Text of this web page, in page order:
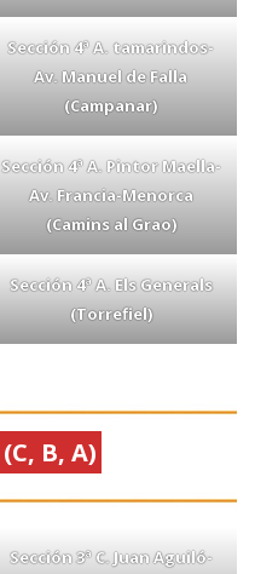
Sección 4ª A. tamarindos-
Av. Manuel de Falla
(Campanar)
Sección 4ª A. Pintor Maella-
Av. Francia-Menorca
(Camins al Grao)
Sección 4ª A. Els Generals
(Torrefiel)
(C, B, A)
Sección 3ª C. Juan Aguiló-